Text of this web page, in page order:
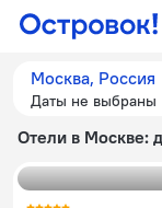
Москва, Россия
Даты не выбраны
Отели в Москве: